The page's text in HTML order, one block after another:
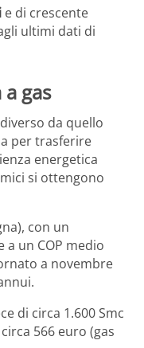
e di crescente
ultimi dati di
gas
da quello
per trasferire
energetica
si ottengono
con un
un COP medio
a novembre
di circa 1.600 Smc
566 euro (gas